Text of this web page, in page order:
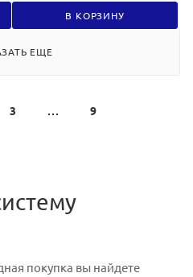
В КОРЗИНУ
ЕЩЕ
3 9
покупка вы найдете